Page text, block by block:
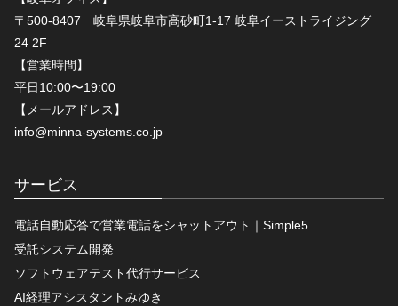
〒500-8407 岐阜県岐阜市高砂町1-17 岐阜イーストライジング
24 2F
【営業時間】
平日10:00〜19:00
【メールアドレス】
info@minna-systems.co.jp
サービス
電話自動応答で営業電話をシャットアウト｜Simple5
受託システム開発
ソフトウェアテスト代行サービス
AI経理アシスタントみゆき